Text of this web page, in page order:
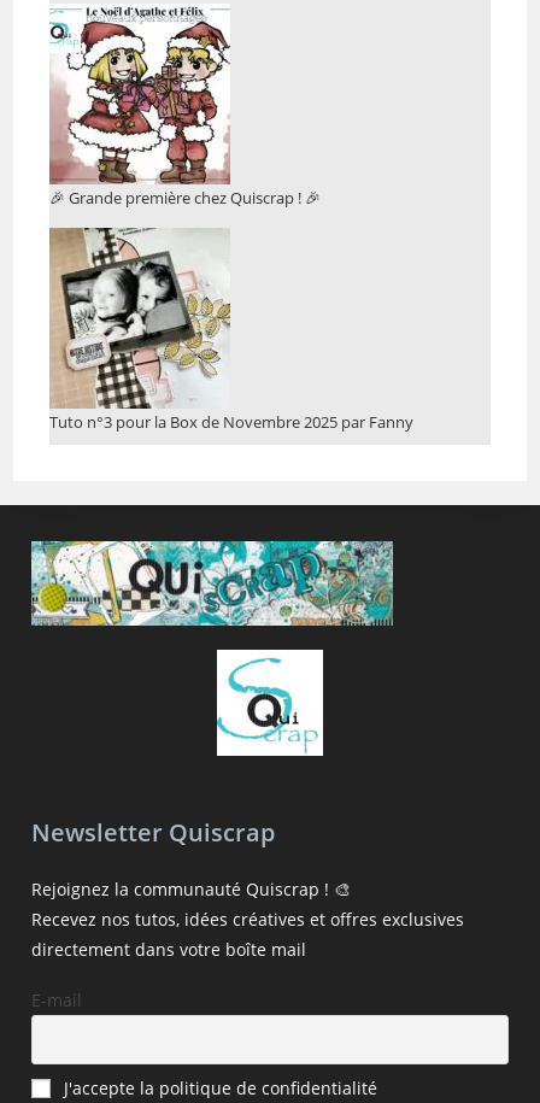
🎉 Grande première chez Quiscrap ! 🎉
Tuto n°3 pour la Box de Novembre 2025 par Fanny
Newsletter Quiscrap
Rejoignez la communauté Quiscrap ! 🎨
Recevez nos tutos, idées créatives et offres exclusives
directement dans votre boîte mail
E-mail
J'accepte la politique de confidentialité